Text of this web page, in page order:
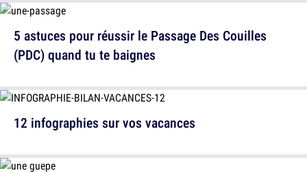
12 infographies sur vos vacances
5 astuces pour réussir le Passage Des Couilles
(PDC) quand tu te baignes